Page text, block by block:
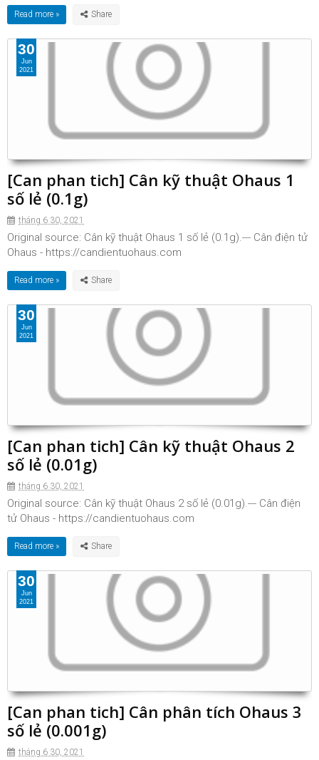
Read more »
[Can phan tich] Cân kỹ thuật Ohaus 1
số lẻ (0.1g)
tháng 6 30, 2021
Original source: Cân kỹ thuật Ohaus 1 số lẻ (0.1g).--- Cân điện tử
Ohaus - https://candientuohaus.com
Read more »
30
Jun
2021
[Can phan tich] Cân kỹ thuật Ohaus 2
số lẻ (0.01g)
tháng 6 30, 2021
Original source: Cân kỹ thuật Ohaus 2 số lẻ (0.01g).--- Cân điện
tử Ohaus - https://candientuohaus.com
Read more »
30
Jun
2021
[Can phan tich] Cân phân tích Ohaus 3
số lẻ (0.001g)
tháng 6 30, 2021
30
Jun
2021